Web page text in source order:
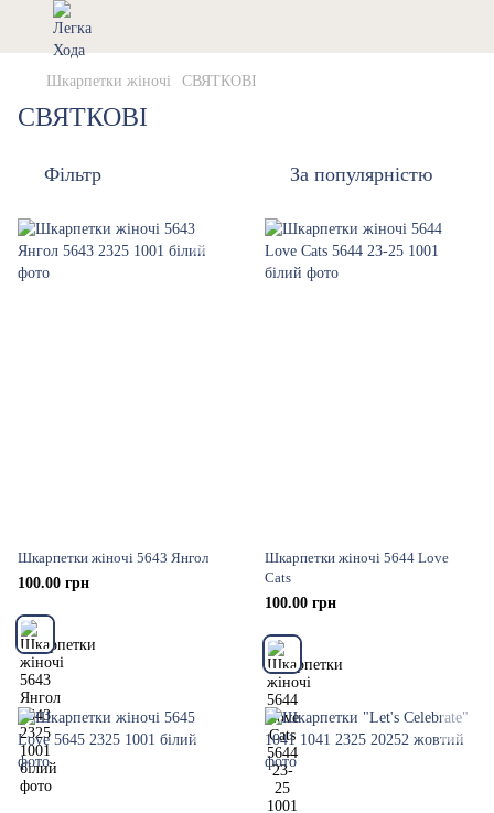
Шкарпетки жіночі СВЯТКОВІ
СВЯТКОВІ
Фільтр За популярністю
Шкарпетки жіночі 5643 Янгол
100.00 грн
Шкарпетки жіночі 5644 Love
Cats
100.00 грн